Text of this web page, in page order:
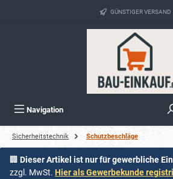
GÜNSTIGER VERSAND
Navigation
Sicherheitstechnik Schutzbeschläge
🏢 Dieser Artikel ist nur für gewerbliche
zzgl. MwSt. Hier als Gewerbekunde